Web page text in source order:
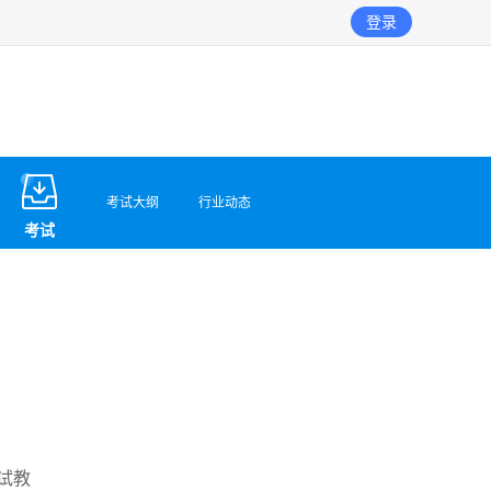
登录
考试
考试大纲 行业动态
教